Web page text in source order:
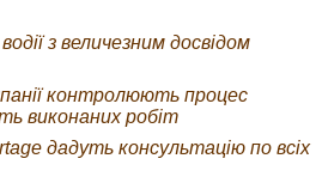
з величезним досвідом
контролюють процес
виконаних робіт
дадуть консультацію по всіх